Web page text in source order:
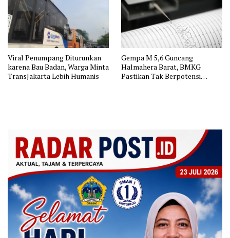
Viral Penumpang Diturunkan
karena Bau Badan, Warga Minta
TransJakarta Lebih Humanis
Gempa M 5,6 Guncang
Halmahera Barat, BMKG
Pastikan Tak Berpotensi